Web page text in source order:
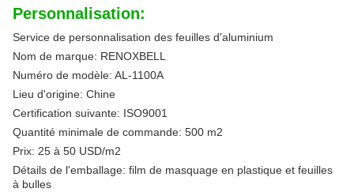
Personnalisation:
Service de personnalisation des feuilles d'aluminium
Nom de marque: RENOXBELL
Numéro de modèle: AL-1100A
Lieu d'origine: Chine
Certification suivante: ISO9001
Quantité minimale de commande: 500 m2
Prix: 25 à 50 USD/m2
Détails de l'emballage: film de masquage en plastique et feuilles
à bulles